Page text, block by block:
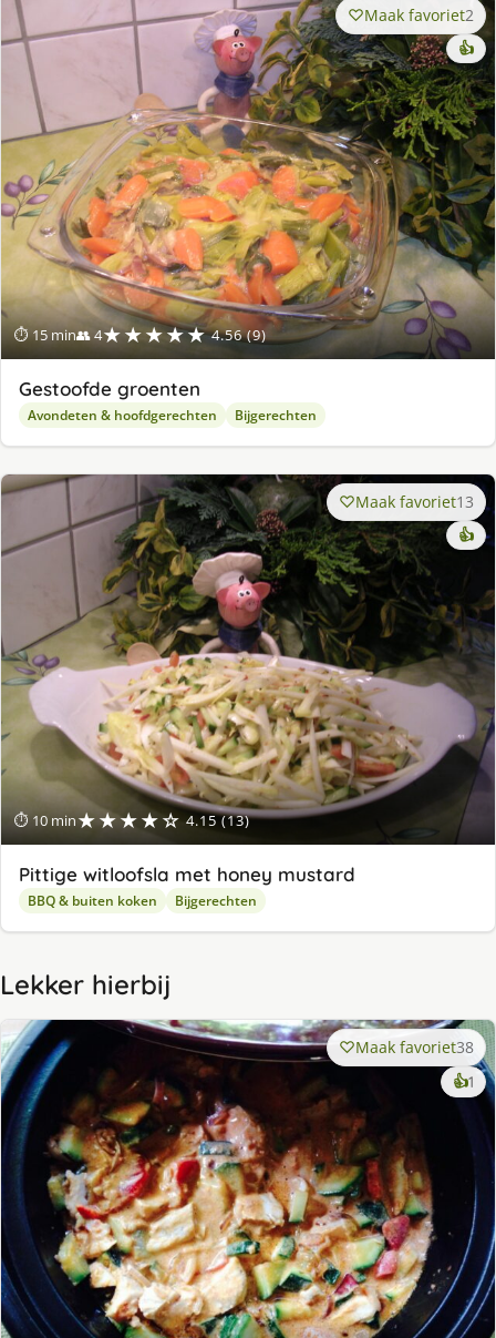
⏱ 15 min👥 4★★★★★ 4.56 (9)
Maak favoriet2
👍
Gestoofde groenten
Avondeten & hoofdgerechten Bijgerechten
⏱ 10 min★★★★☆ 4.15 (13)
Maak favoriet13
👍
Pittige witloofsla met honey mustard
BBQ & buiten koken Bijgerechten
Lekker hierbij
Maak favoriet38
👍1